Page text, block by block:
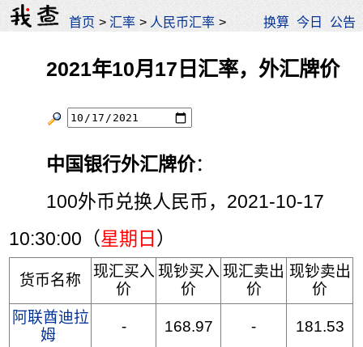
首页 >汇率 > 人民币汇率 > 换算 今日 公告
2021年10月17日汇率，外汇牌价
中国银行外汇牌价：
100外币兑换人民币，2021-10-17
10:30:00（星期日 ）
货币名称
现汇买入
价
现钞买入
价
现汇卖出
价
现钞卖出
价
阿联酋迪拉
姆
- 168.97 - 181.53